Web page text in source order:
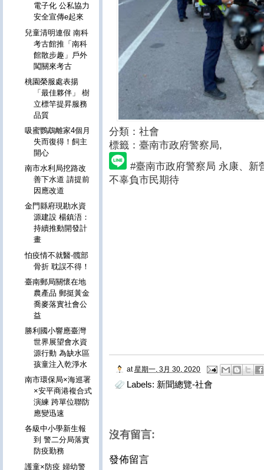
分類：社會
標籤：臺南市政府警察局,
#臺南市政府警察局 永康、新
不辜負市民期待
at 星期一, 3月 30, 2020
Labels: 新聞總覽-社會
沒有留言:
發佈留言
電子化 公私協力
安全宣傳e起來
兒童清明連假 南科
考古館推「南科
館散步趣」戶外
闖關來考古
桃園榮服處表揚
「最佳夥伴」 樹
立標竿提昇服務
品質
吸蜜鸚鵡離家4個月
失而復得！飼主
開心
南市水利局挖路改
善下水道 請提前
因應改道
金門縣府現勘水資
源建設 楊鎮浯：
持續推動開發計
畫
怕疫情不就醫-髖部
骨折 耽誤不得！
臺南郵局關懷在地
農產品 郵挺黃金
喬麥落實社會公
益
勝利國小響應臺灣
世界展望會水資
源行動 為缺水區
孩童注入乾淨水
南市環保局×海巡署
×安平商港複合式
演練 跨單位聯防
應變迅速
各級中小學新生報
到 警二分局落實
防疫勤務
護童×防疫 婦幼警